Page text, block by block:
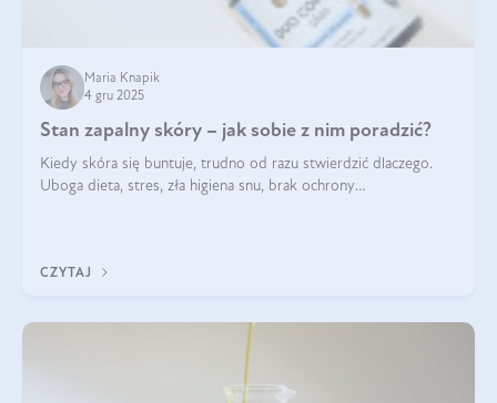
Maria Knapik
4 gru 2025
Stan zapalny skóry – jak sobie z nim poradzić?
Kiedy skóra się buntuje, trudno od razu stwierdzić dlaczego.
Uboga dieta, stres, zła higiena snu, brak ochrony
CZYTAJ